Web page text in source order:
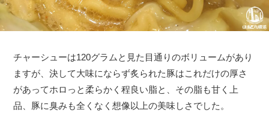
チャーシューは120グラムと見た目通りのボリュームがあり
ますが、決して大味にならず炙られた豚はこれだけの厚さ
があってホロっと柔らかく程良い脂と、その脂も甘く上
品、豚に臭みも全くなく想像以上の美味しさでした。